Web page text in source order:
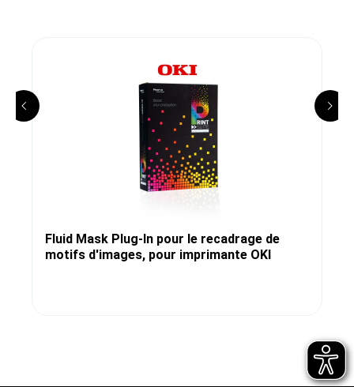
Fluid Mask Plug-In pour le recadrage de
motifs d'images, pour imprimante OKI